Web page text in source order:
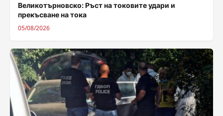
Великотърновско: Ръст на токовите удари и
прекъсване на тока
05/08/2026